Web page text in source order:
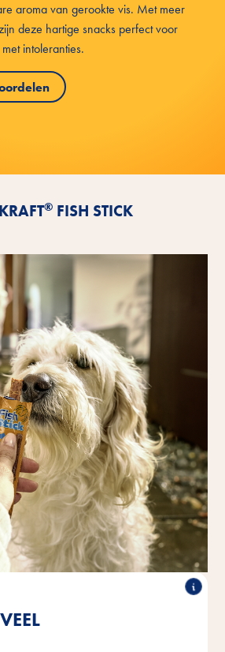
aroma van gerookte vis. Met meer
deze hartige snacks perfect voor
intoleranties.
® FISH STICK
meer dan 75% pure vis.